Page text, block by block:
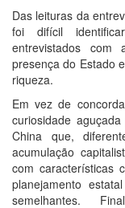
Das leituras da
foi difícil
entrevistados com
presença do Estado
riqueza.
Em vez de
curiosidade
China que,
acumulação
com características
planejamento
semelhantes.